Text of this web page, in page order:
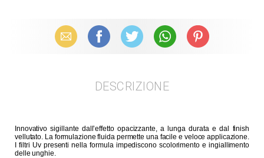
Email Facebook X (Twitter) WhatsAppPinterest
DESCRIZIONE
Innovativo sigillante dall’effetto opacizzante, a lunga durata e dal finish
vellutato. La formulazione fluida permette una facile e veloce applicazione.
I filtri Uv presenti nella formula impediscono scolorimento e ingiallimento
delle unghie.